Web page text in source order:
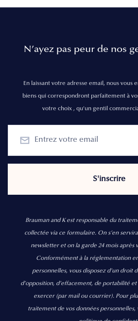
N’ayez pas peur de nos
En laissant votre adresse email, nous vous
biens qui correspondront parfaitement à
votre choix , qu'un gentil
Brauman and K est responsable du
collectée via ce formulaire. On s’en
newsletter et on la garde 24 mois après
Conformément à la réglementation
personnelles, vous disposez d'un droit
d’opposition, d’effacement, de portabilité
exercer (par mail ou courrier). Pour
traitement de vos données personnelles,